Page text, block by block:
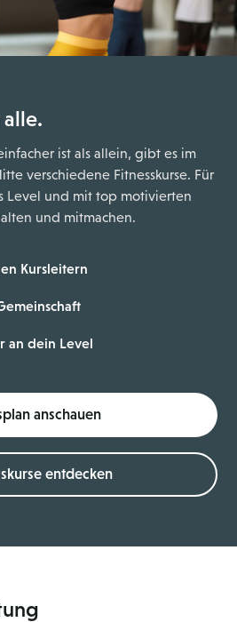
alle.
ist als allein, gibt es im
verschiedene Fitnesskurse. Für
Level und mit top motivierten
und mitmachen.
Kursleitern
an dein Level
anschauen
entdecken